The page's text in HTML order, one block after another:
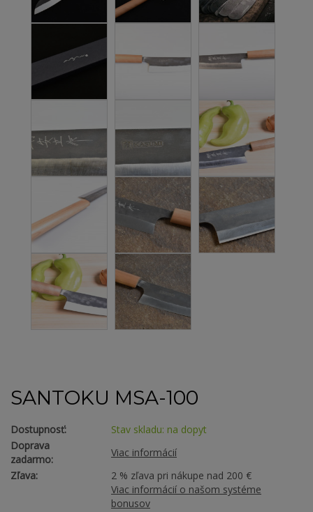
SANTOKU MSA-100
Dostupnosť:
Stav skladu: na dopyt
Doprava
zadarmo:
Viac informácií
Zľava:
2 % zľava pri nákupe nad 200 €
Viac informácií o našom systéme
bonusov